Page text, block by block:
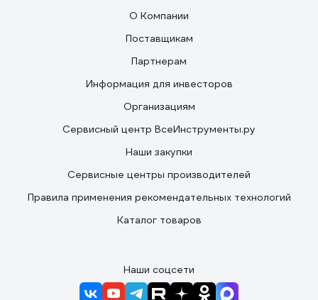
О Компании
Поставщикам
Партнерам
Информация для инвесторов
Организациям
Сервисный центр ВсеИнструменты.ру
Наши закупки
Сервисные центры производителей
Правила применения рекомендательных технологий
Каталог товаров
Наши соцсети